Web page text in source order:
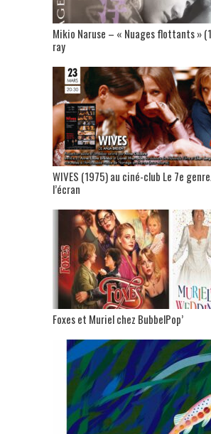
Mikio Naruse – « Nuages flottants »
ray
WIVES (1975) au ciné-club Le 7e
l’écran
Foxes et Muriel chez BubbelPop’